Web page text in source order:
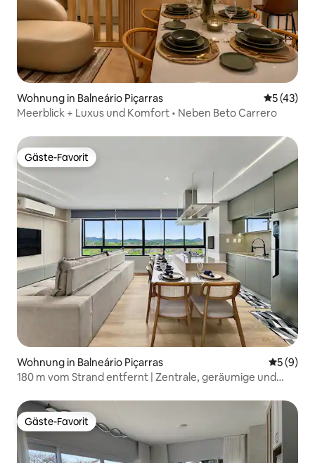
Wohnung in Balneário Piçarras
5 (43)
Meerblick + Luxus und Komfort • Neben Beto Carrero
Gäste-Favorit
Gäste-Favorit
Wohnung in Balneário Piçarras
5 (9)
180 m vom Strand entfernt | Zentrale, geräumige und
Gäste-Favorit
Gäste-Favorit